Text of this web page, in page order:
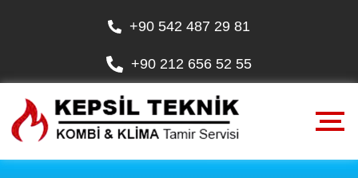
+90 542 487 29 81
+90 212 656 52 55